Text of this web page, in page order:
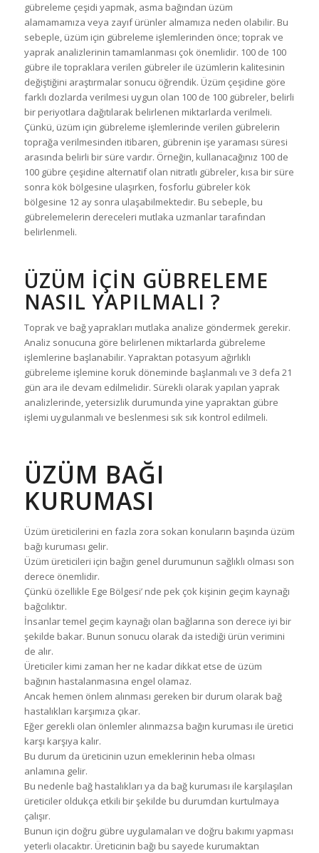
gübreleme çeşidi yapmak, asma bağından üzüm
alamamamıza veya zayıf ürünler almamıza neden olabilir. Bu
sebeple, üzüm için gübreleme işlemlerinden önce; toprak ve
yaprak analizlerinin tamamlanması çok önemlidir. 100 de 100
gübre ile topraklara verilen gübreler ile üzümlerin kalitesinin
değiştiğini araştırmalar sonucu öğrendik. Üzüm çeşidine göre
farklı dozlarda verilmesi uygun olan 100 de 100 gübreler, belirli
bir periyotlara dağıtılarak belirlenen miktarlarda verilmeli.
Çünkü, üzüm için gübreleme işlemlerinde verilen gübrelerin
toprağa verilmesinden itibaren, gübrenin işe yaraması süresi
arasında belirli bir süre vardır. Örneğin, kullanacağınız 100 de
100 gübre çeşidine alternatif olan nitratlı gübreler, kısa bir süre
sonra kök bölgesine ulaşırken, fosforlu gübreler kök
bölgesine 12 ay sonra ulaşabilmektedir. Bu sebeple, bu
gübrelemelerin dereceleri mutlaka uzmanlar tarafından
belirlenmeli.
ÜZÜM IÇIN GÜBRELEME
NASIL YAPILMALI ?
Toprak ve bağ yaprakları mutlaka analize göndermek gerekir.
Analiz sonucuna göre belirlenen miktarlarda gübreleme
işlemlerine başlanabilir. Yapraktan potasyum ağırlıklı
gübreleme işlemine koruk döneminde başlanmalı ve 3 defa 21
gün ara ile devam edilmelidir. Sürekli olarak yapılan yaprak
analizlerinde, yetersizlik durumunda yine yapraktan gübre
işlemi uygulanmalı ve beslenmesi sık sık kontrol edilmeli.
ÜZÜM BAĞI
KURUMASI
Üzüm üreticilerini en fazla zora sokan konuların başında üzüm
bağı kuruması gelir.
Üzüm üreticileri için bağın genel durumunun sağlıklı olması son
derece önemlidir.
Çünkü özellikle Ege Bölgesi’ nde pek çok kişinin geçim kaynağı
bağcılıktır.
İnsanlar temel geçim kaynağı olan bağlarına son derece iyi bir
şekilde bakar. Bunun sonucu olarak da istediği ürün verimini
de alır.
Üreticiler kimi zaman her ne kadar dikkat etse de üzüm
bağının hastalanmasına engel olamaz.
Ancak hemen önlem alınması gereken bir durum olarak bağ
hastalıkları karşımıza çıkar.
Eğer gerekli olan önlemler alınmazsa bağın kuruması ile üretici
karşı karşıya kalır.
Bu durum da üreticinin uzun emeklerinin heba olması
anlamına gelir.
Bu nedenle bağ hastalıkları ya da bağ kuruması ile karşılaşılan
üreticiler oldukça etkili bir şekilde bu durumdan kurtulmaya
çalışır.
Bunun için doğru gübre uygulamaları ve doğru bakımı yapması
yeterli olacaktır. Üreticinin bağı bu sayede kurumaktan